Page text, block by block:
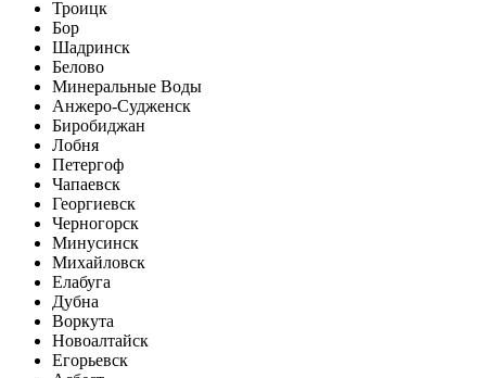
Троицк
Бор
Шадринск
Белово
Минеральные Воды
Анжеро-Судженск
Биробиджан
Лобня
Петергоф
Чапаевск
Георгиевск
Черногорск
Минусинск
Михайловск
Елабуга
Дубна
Воркута
Новоалтайск
Егорьевск